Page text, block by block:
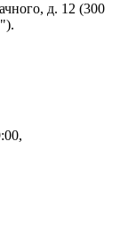
д. 12 (300